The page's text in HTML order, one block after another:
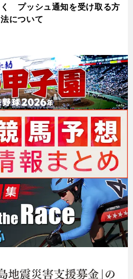
く プッシュ通知を受け取る方
法について